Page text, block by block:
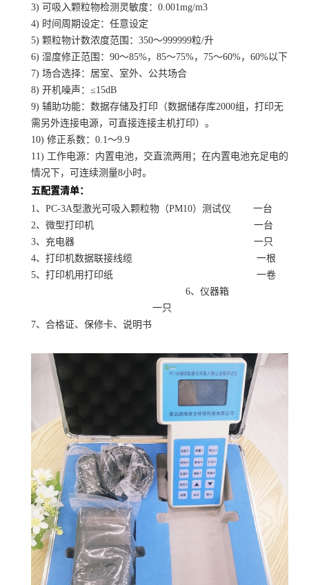
3) 可吸入颗粒物检测灵敏度：0.001mg/m3
4) 时间周期设定：任意设定
5) 颗粒物计数浓度范围：350～999999粒/升
6) 湿度修正范围：90～85%，85～75%，75～60%，60%以下
7) 场合选择：居室、室外、公共场合
8) 开机噪声：≤15dB
9) 辅助功能：数据存储及打印（数据储存库2000组，打印无
需另外连接电源，可直接连接主机打印）。
10) 修正系数：0.1～9.9
11) 工作电源：内置电池，交直流两用；在内置电池充足电的
情况下，可连续测量8小时。
五配置清单：
1、PC-3A型激光可吸入颗粒物（PM10）测试仪 一台
2、微型打印机 一台
3、充电器 一只
4、打印机数据联接线缆 一根
5、打印机用打印纸 一卷
6、仪器箱
一只
7、合格证、保修卡、说明书